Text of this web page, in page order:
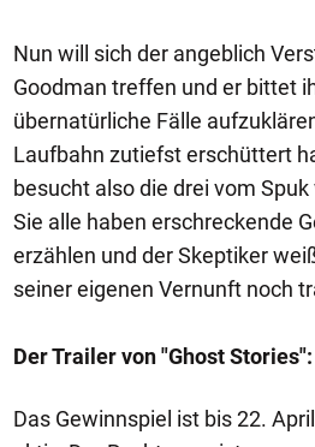
Nun will sich der angeblich
Goodman treffen und er bittet
übernatürliche Fälle
Laufbahn zutiefst erschüttert
besucht also die drei vom
Sie alle haben erschreckende
erzählen und der Skeptiker
seiner eigenen Vernunft noch
Der Trailer von "Ghost Stories":
Das Gewinnspiel ist bis 22.